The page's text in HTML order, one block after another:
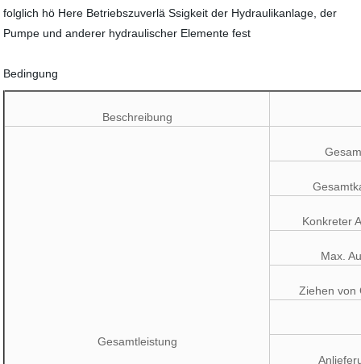
folglich hö Here Betriebszuverlä Ssigkeit der Hydraulikanlage, der
Pumpe und anderer hydraulischer Elemente fest
Bedingung
Beschreibung
Gesamtleistung
Konkreter
Max.
Ziehen von